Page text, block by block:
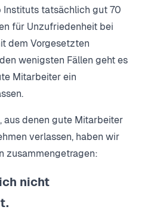
Instituts tatsächlich gut 70
für Unzufriedenheit bei
dem Vorgesetzten
wenigsten Fällen geht es
Mitarbeiter ein
aus denen gute Mitarbeiter
verlassen, haben wir
zusammengetragen:
nicht